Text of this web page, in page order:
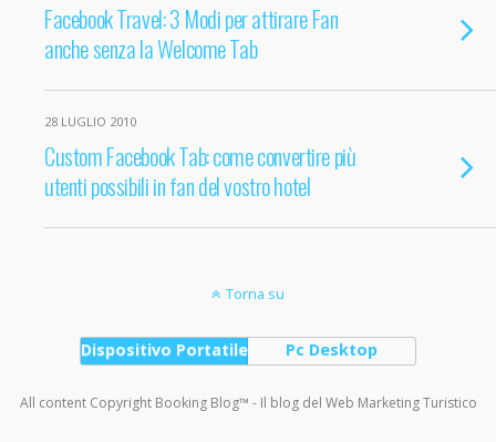
Facebook Travel: 3 Modi per attirare Fan
anche senza la Welcome Tab
28 LUGLIO 2010
Custom Facebook Tab: come convertire più
utenti possibili in fan del vostro hotel
Torna su
Dispositivo Portatile Pc Desktop
All content Copyright Booking Blog™ - Il blog del Web Marketing Turistico